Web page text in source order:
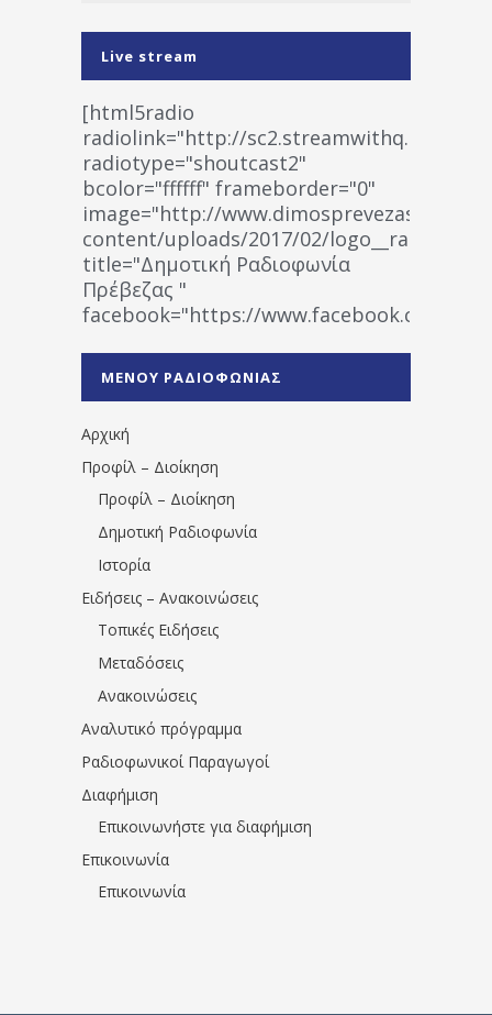
Live stream
[html5radio
radiolink="http://
radiotype="shoutcast2"
bcolor="ffffff" frameborder="0"
image="http://www.dimosprevezas.gr/wp-
content/uploads/2017/02/
title="Δημοτική Ραδιοφωνία
Πρέβεζας "
facebook="https://www.facebook.com/
1531194763766854/" artist="" ]
ΜΕΝΟΥ ΡΑΔΙΟΦΩΝΙΑΣ
Αρχική
Προφίλ – Διοίκηση
Προφίλ – Διοίκηση
Δημοτική Ραδιοφωνία
Ιστορία
Ειδήσεις – Ανακοινώσεις
Τοπικές Ειδήσεις
Μεταδόσεις
Ανακοινώσεις
Αναλυτικό πρόγραμμα
Ραδιοφωνικοί Παραγωγοί
Διαφήμιση
Επικοινωνήστε για διαφήμιση
Επικοινωνία
Επικοινωνία